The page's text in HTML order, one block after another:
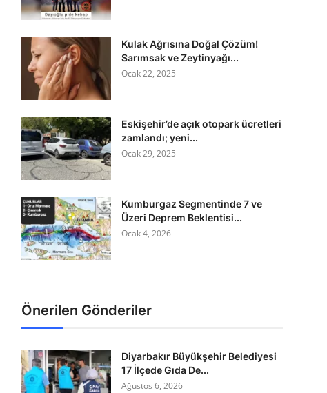
Kulak Ağrısına Doğal Çözüm!
Sarımsak ve Zeytinyağı...
Ocak 22, 2025
Eskişehir’de açık otopark ücretleri
zamlandı; yeni...
Ocak 29, 2025
Kumburgaz Segmentinde 7 ve
Üzeri Deprem Beklentisi...
Ocak 4, 2026
Önerilen Gönderiler
Diyarbakır Büyükşehir Belediyesi
17 İlçede Gıda De...
Ağustos 6, 2026